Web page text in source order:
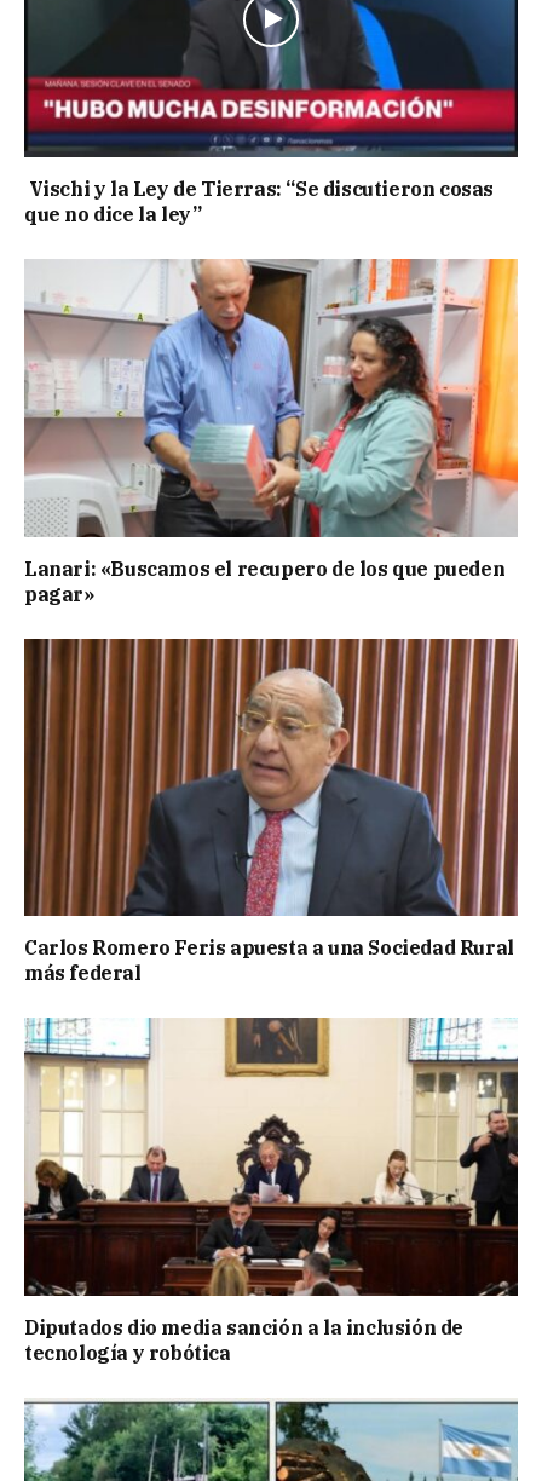
Vischi y la Ley de Tierras: “Se discutieron cosas
que no dice la ley”
Lanari: «Buscamos el recupero de los que pueden
pagar»
Carlos Romero Feris apuesta a una Sociedad Rural
más federal
Diputados dio media sanción a la inclusión de
tecnología y robótica